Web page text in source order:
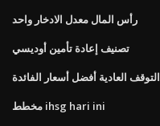
رأس المال معدل الادخار واحد
تصنيف إعادة تأمين أوديسي
التوقف العادية أفضل أسعار الفائدة
مخطط ihsg hari ini